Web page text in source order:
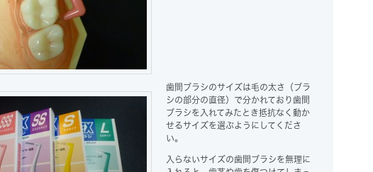
歯間ブラシのサイズは毛の太さ（ブラ
シの部分の直径）で分かれており歯間
ブラシを入れてみたとき抵抗なく動か
せるサイズを選ぶようにしてくださ
い。
入らないサイズの歯間ブラシを無理に